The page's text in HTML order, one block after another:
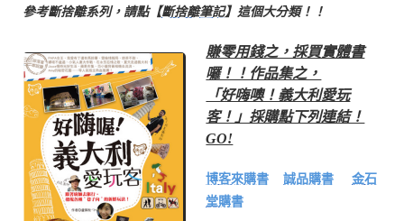
參考斷捨離系列，請點【斷捨離筆記】這個大分類！！
賺零用錢之，採買實體書
囉！！作品集之，
「好嗨噢！義大利愛玩
客！」採購點下列連結！
GO!
博客來購書 誠品購書
金石
堂購書